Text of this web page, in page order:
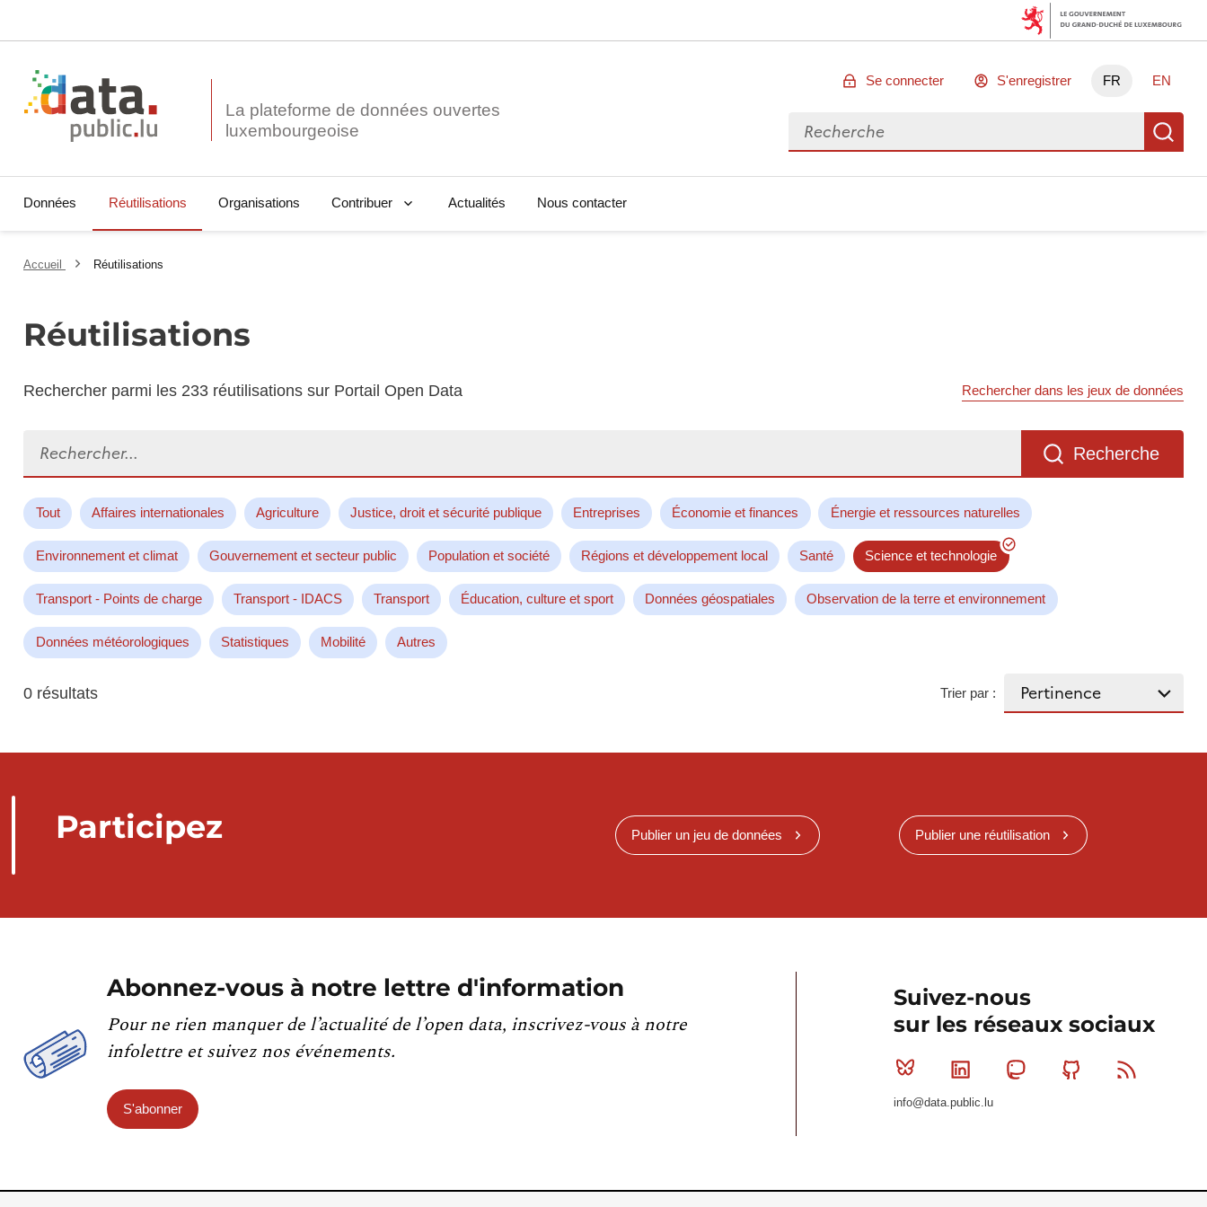
La plateforme de données ouvertes
Se connecter S'enregistrer FR EN
Rechercher des données
Données Réutilisations Organisations Contribuer Actualités Nous contacter
Accueil Réutilisations
Réutilisations
Rechercher parmi les 233 réutilisations sur Portail Open Data Rechercher dans les jeux de données
Recherche
Tout Affaires internationales Agriculture Justice, droit et sécurité publique Entreprises Économie et finances Énergie et ressources naturelles
Environnement et climat Gouvernement et secteur public Population et société Régions et développement local Santé Science et technologie
Transport - Points de charge Transport - IDACS Transport Éducation, culture et sport Données géospatiales Observation de la terre et environnement
Données météorologiques Statistiques Mobilité Autres
0 résultats Trier par :
Participez Publier un jeu de données Publier une réutilisation
Abonnez-vous à notre lettre d'information
Pour ne rien manquer de l’actualité de l’open data, inscrivez-vous à notre
infolettre et suivez nos événements.
S'abonner
Suivez-nous
sur les réseaux sociaux
Bluesky Linkedin MastodonGithub
info@data.public.lu